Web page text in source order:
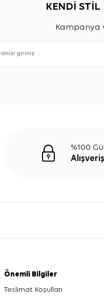
KENDİ STİL
Kampanya
%100
Alışveriş
Önemli Bilgiler
Teslimat Koşulları